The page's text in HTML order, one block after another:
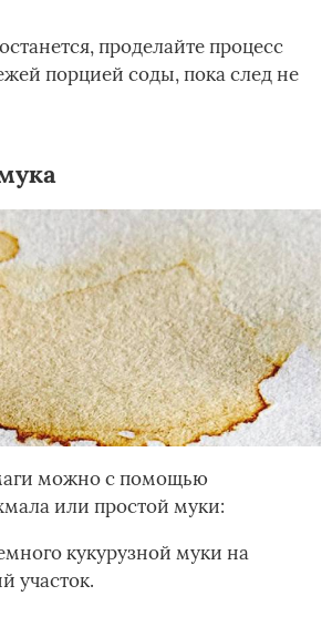
проделайте процесс
порцией соды, пока след не
можно с помощью
или простой муки:
кукурузной муки на
участок.